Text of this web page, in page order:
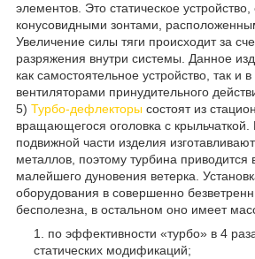
элементов. Это статическое
конусовидными зонтами,
Увеличение силы тяги происходит за
разряжения внутри системы. Данное
как самостоятельное устройство, так и
вентиляторами принудительного
5) Турбо-дефлекторы состоят из
вращающегося оголовка с
подвижной части изделия
металлов, поэтому турбина приводится
малейшего дуновения ветерка.
оборудования в совершенно
бесполезна, в остальном оно имеет
по эффективности «турбо» в 4
статических модификаций;